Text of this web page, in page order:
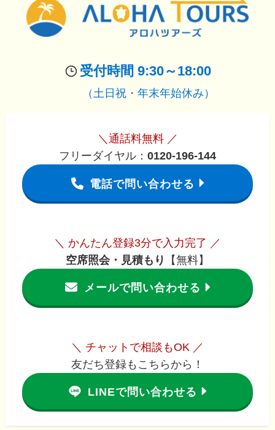
受付時間 9:30～18:00
（土日祝・年末年始休み）
＼通話料無料 ／
フリーダイヤル： 0120-196-144
電話で問い合わせる
＼ かんたん登録3分で入力完了 ／
空席照会・見積もり
【無料】
メールで問い合わせる
＼ チャットで相談もOK ／
友だち登録もこちらから！
LINEで問い合わせる